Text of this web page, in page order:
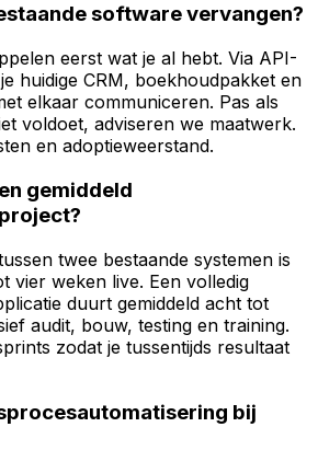
software vervangen?
eerst wat je al hebt. Via API-
huidige CRM, boekhoudpakket en
elkaar communiceren. Pas als
voldoet, adviseren we maatwerk.
en adoptieweerstand.
gemiddeld
twee bestaande systemen is
vier weken live. Een volledig
duurt gemiddeld acht tot
audit, bouw, testing en training.
zodat je tussentijds resultaat
bij